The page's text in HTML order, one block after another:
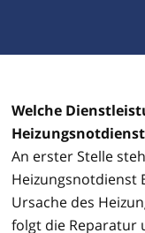
Welche
An erster Stelle
Heizungsnotdienst
Ursache des
folgt die Reparatur